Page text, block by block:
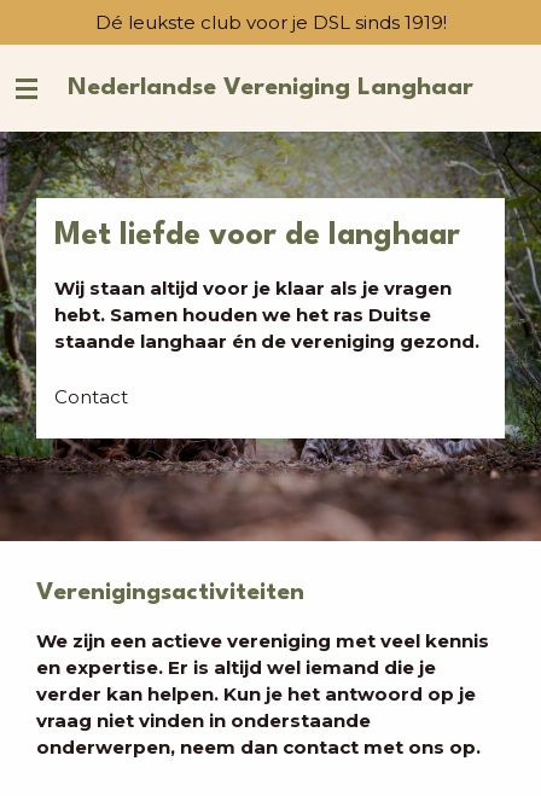
direct
naar
de
hoofdinhoud
Dé leukste club voor je DSL sinds 1919!
Nederlandse Vereniging Langhaar
Met liefde voor de langhaar
Wij staan altijd voor je klaar als je vragen
hebt. Samen houden we het ras Duitse
staande langhaar én de vereniging gezond.
Contact
Verenigingsactiviteiten
We zijn een actieve vereniging met veel kennis
en expertise. Er is altijd wel iemand die je
verder kan helpen. Kun je het antwoord op je
vraag niet vinden in onderstaande
onderwerpen, neem dan contact met ons op.